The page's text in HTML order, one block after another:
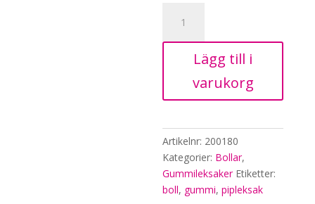
pip,
Lägg till i
varukorg
Artikelnr: 200180
Kategorier: Bollar,
Gummileksaker Etiketter:
boll, gummi,pipleksak